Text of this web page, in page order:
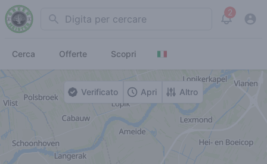
Search 2
View
Cerca Offerte Scopri
Verificato Apri Altro